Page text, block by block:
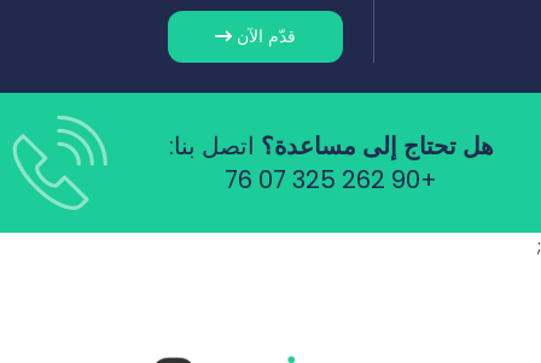
قدّم الآن
هل تحتاج إلى مساعدة؟ اتصل بنا:
+90 262 325 07 76
;